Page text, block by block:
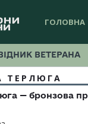
ГОЛОВНА
ВЕТЕРАНА
ТЕРЛЮГА
— бронзова